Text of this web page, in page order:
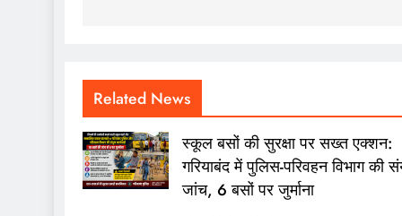
Related News
स्कूल बसों की सुरक्षा पर सख्त एक्शन:
गरियाबंद में पुलिस-परिवहन विभाग की
जांच, 6 बसों पर जुर्माना